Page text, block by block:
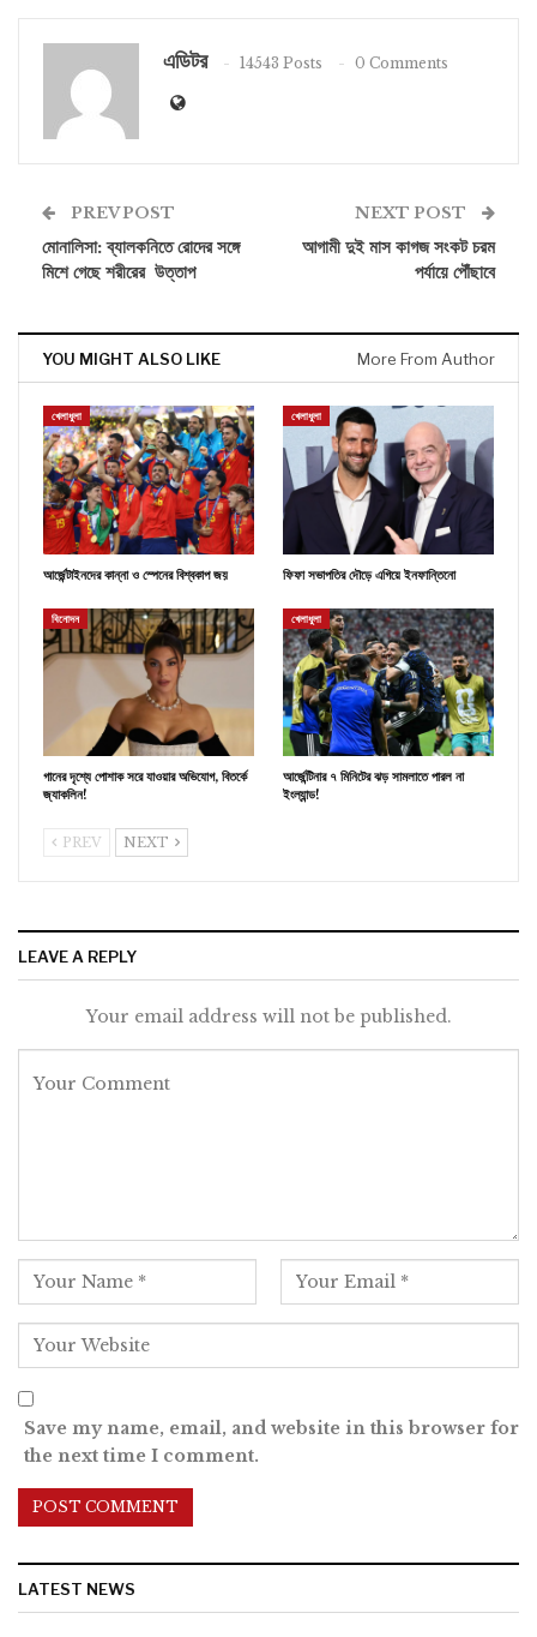
এডিটর 14543 Posts 0 Comments
PREV POST
মোনালিসা: ব্যালকনিতে রোদের সঙ্গে
মিশে গেছে শরীরের উত্তাপ
NEXT POST
আগামী দুই মাস কাগজ সংকট চরম
পর্যায়ে পৌঁছাবে
YOU MIGHT ALSO LIKE More From Author
খেলাধুলা
আর্জেন্টাইনদের কান্না ও স্পেনের বিশ্বকাপ জয়
খেলাধুলা
ফিফা সভাপতির দৌড়ে এগিয়ে ইনফান্তিনো
বিনোদন
গানের দৃশ্যে পোশাক সরে যাওয়ার অভিযোগ, বিতর্কে
জ্যাকলিন!
খেলাধুলা
আর্জেন্টিনার ৭ মিনিটের ঝড় সামলাতে পারল না
ইংল্যান্ড!
PREV NEXT
LEAVE A REPLY
Your email address will not be published.
Save my name, email, and website in this browser for
the next time I comment.
LATEST NEWS